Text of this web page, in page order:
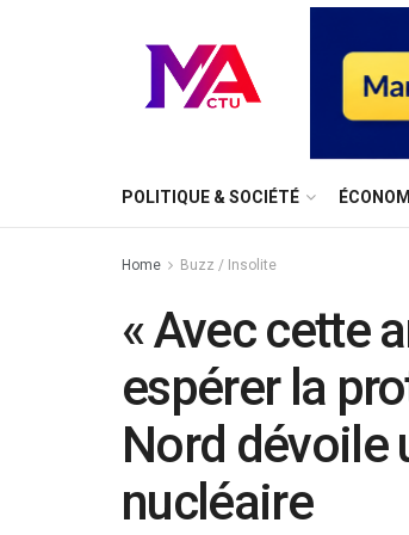
⁠POLITIQUE & SOCIÉTÉ
Home Buzz / Insolite
« Avec cette
espérer la
Nord dévoile
nucléaire